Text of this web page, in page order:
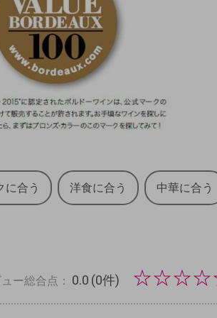
に合う 洋食に合う 中華に合う
ー総合点： 0.0 (0件) ☆☆☆☆